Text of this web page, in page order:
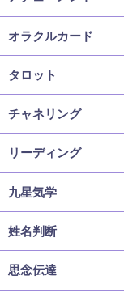
オラクルカード
タロット
チャネリング
リーディング
九星気学
姓名判断
思念伝達